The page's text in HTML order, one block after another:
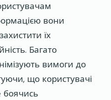
вони
їх
Багато
вимоги до
що користувачі
боячись